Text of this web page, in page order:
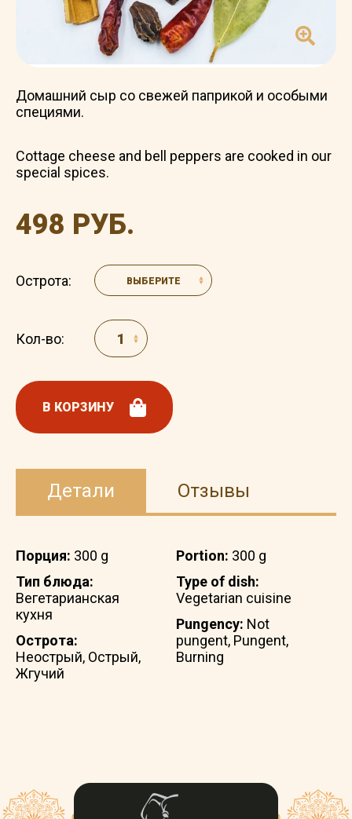
Домашний сыр со свежей паприкой и особыми
специями.
Cottage cheese and bell peppers are cooked in our
special spices.
498 РУБ.
Острота: ВЫБЕРИТЕ
Кол-во:
В КОРЗИНУ
Детали Отзывы
Порция: 300 g
Тип блюда:
Вегетарианская
кухня
Острота:
Неострый, Острый,
Жгучий
Portion: 300 g
Type of dish:
Vegetarian cuisine
Pungency: Not
pungent, Pungent,
Burning